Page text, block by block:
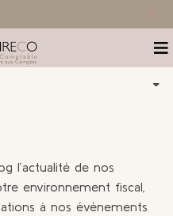
audit
l’actualité de nos
environnement fiscal,
à nos événements